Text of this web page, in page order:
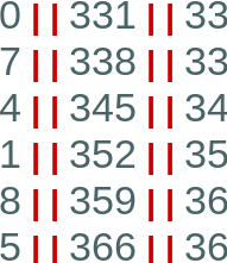
| | 331 | |
| | 338 | |
| | 345 | |
| | 352 | |
| | 359 | |
| | 366 | |